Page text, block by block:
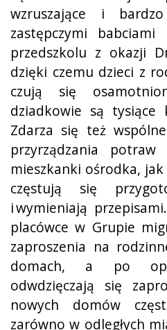
wzruszające i
zastępczymi
przedszkolu z okazji
dzięki czemu dzieci z
czują się
dziadkowie są
Zdarza się też
przyrządzania potraw
mieszkanki ośrodka,
częstują się
i wymieniają
placówce w Grupie
zaproszenia na
domach, a po
odwdzięczają się
nowych domów
zarówno w odległych